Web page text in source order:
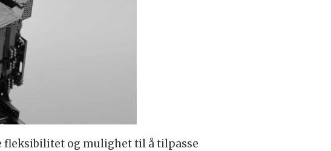
fleksibilitet og mulighet til å tilpasse